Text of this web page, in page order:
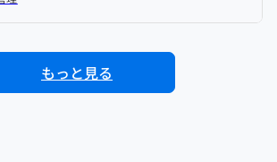
もっと見る